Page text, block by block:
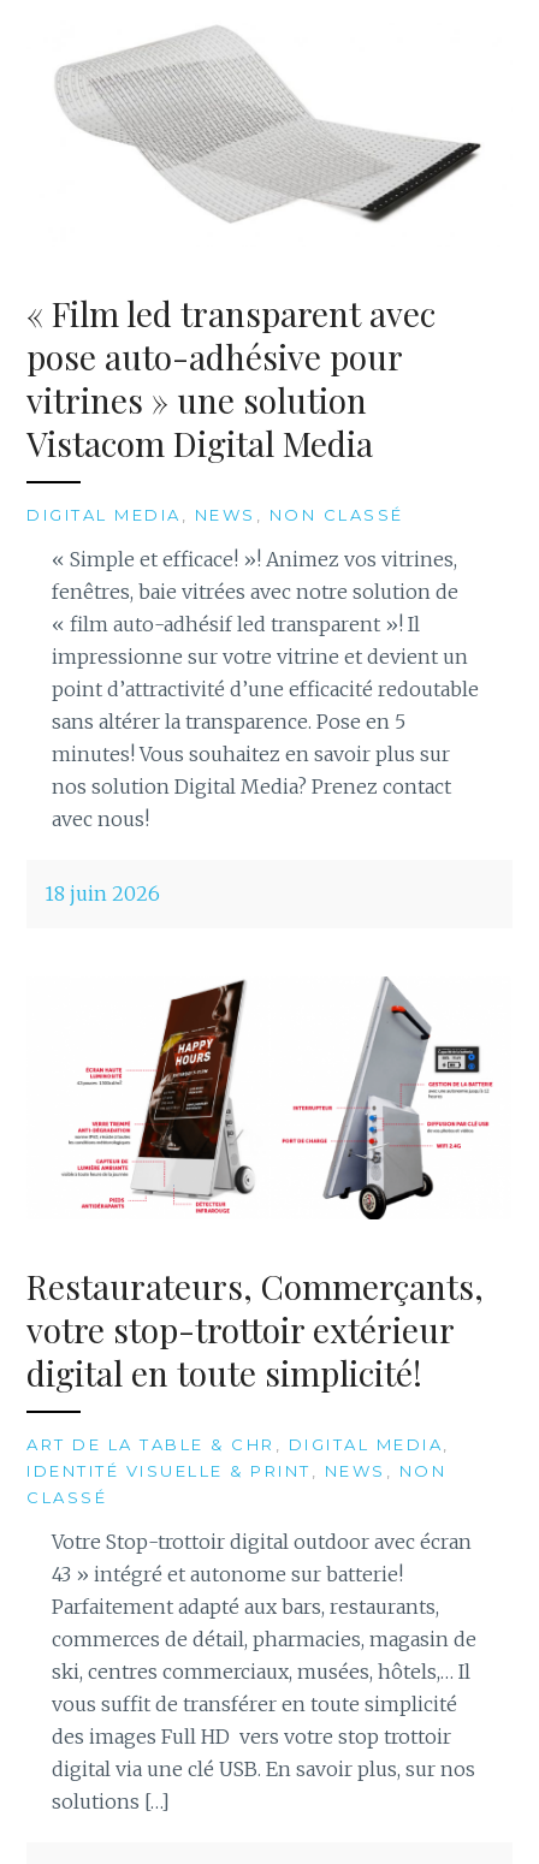
« Film led transparent avec
pose auto-adhésive pour
vitrines » une solution
Vistacom Digital Media
DIGITAL MEDIA NEWS NON CLASSÉ
« Simple et efficace! »! Animez vos vitrines,
fenêtres, baie vitrées avec notre solution de
« film auto-adhésif led transparent »! Il
impressionne sur votre vitrine et devient un
point d’attractivité d’une efficacité redoutable
sans altérer la transparence. Pose en 5
minutes! Vous souhaitez en savoir plus sur
nos solution Digital Media? Prenez contact
avec nous!
18 juin 2026
Restaurateurs, Commerçants,
votre stop-trottoir extérieur
digital en toute simplicité!
ART DE LA TABLE & CHR DIGITAL MEDIA
IDENTITÉ VISUELLE & PRINT
NEWS
NON
CLASSÉ
Votre Stop-trottoir digital outdoor avec écran
43 » intégré et autonome sur batterie!
Parfaitement adapté aux bars, restaurants,
commerces de détail, pharmacies, magasin de
ski, centres commerciaux, musées, hôtels,… Il
vous suffit de transférer en toute simplicité
des images Full HD vers votre stop trottoir
digital via une clé USB. En savoir plus, sur nos
solutions […]